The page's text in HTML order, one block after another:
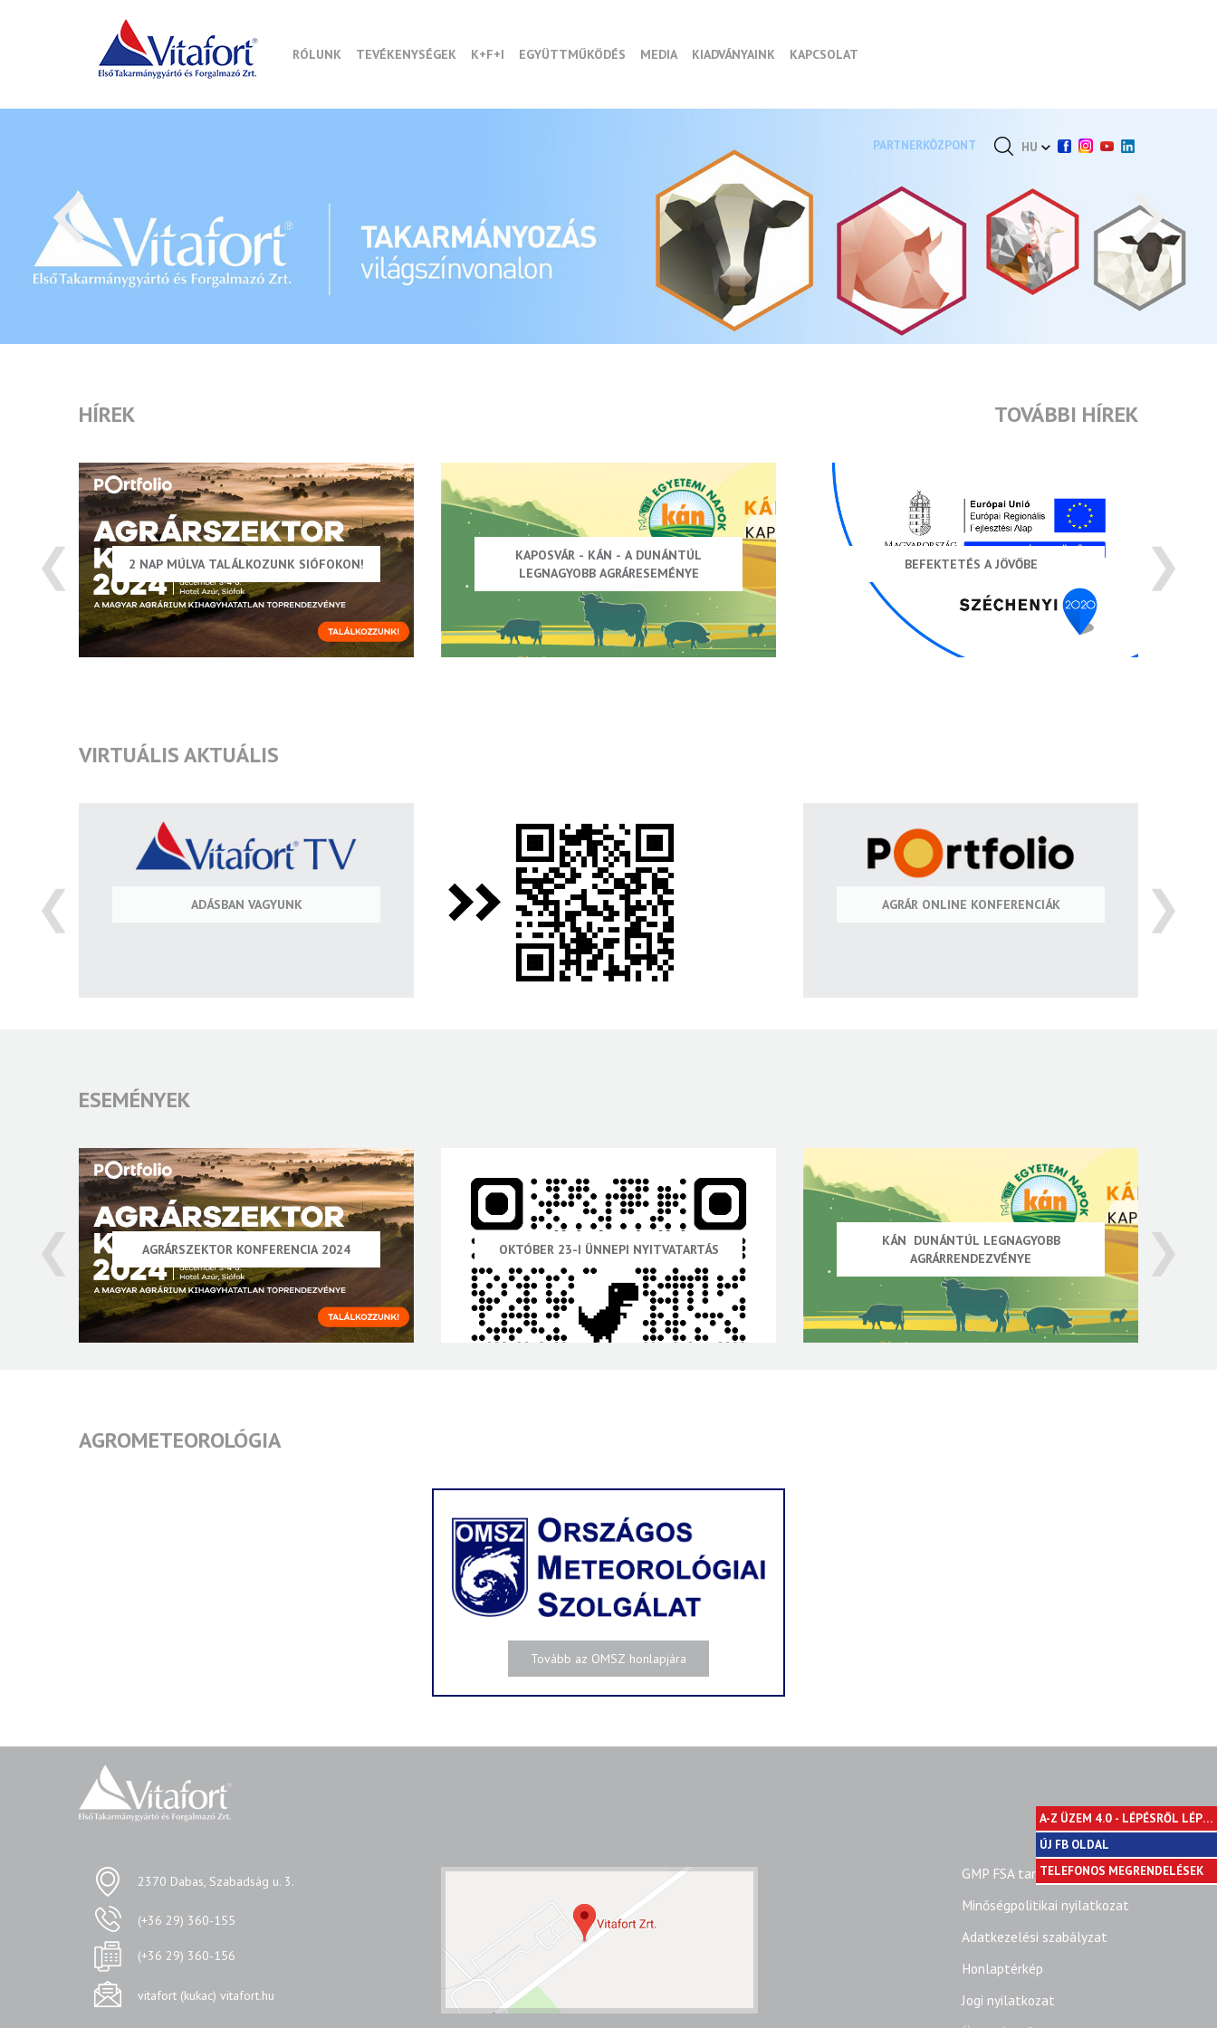
RÓLUNK TEVÉKENYSÉGEK K+F+I EGYÜTTMŰKÖDÉS MEDIA KIADVÁNYAINK KAPCSOLAT
PARTNERKÖZPONT HU
A-Z ÜZEM 4.0 - LÉPÉSRŐL
ÚJ FB OLDAL
TELEFONOS MEGRENDELÉSEK
HÍREK TOVÁBBI HÍREK
2 NAP MÚLVA TALÁLKOZUNK SIÓFOKON!
KAPOSVÁR - KÁN - A DUNÁNTÚL
LEGNAGYOBB AGRÁRESEMÉNYE
BEFEKTETÉS A JÖVŐBE
❮ ❯
VIRTUÁLIS AKTUÁLIS
ADÁSBAN VAGYUNK AGRÁR ONLINE KONFERENCIÁK
❮ ❯
ESEMÉNYEK
AGRÁRSZEKTOR KONFERENCIA 2024 OKTÓBER 23-I ÜNNEPI NYITVATARTÁS
KÁN DUNÁNTÚL LEGNAGYOBB
AGRÁRRENDEZVÉNYE
❮ ❯
AGROMETEOROLÓGIA
Tovább az OMSZ honlapjára
2370 Dabas, Szabadság u. 3.
(+36 29) 360-155
(+36 29) 360-156
vitafort (kukac) vitafort.hu
GMP FSA tanúsítvány
Minőségpolitikai nyilatkozat
Adatkezelési szabályzat
Honlaptérkép
Jogi nyilatkozat